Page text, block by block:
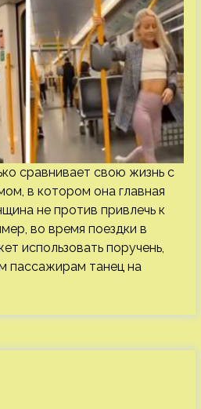
сравнивает свою жизнь с
в котором она главная
не против привлечь к
во время поездки в
использовать поручень,
пассажирам танец на